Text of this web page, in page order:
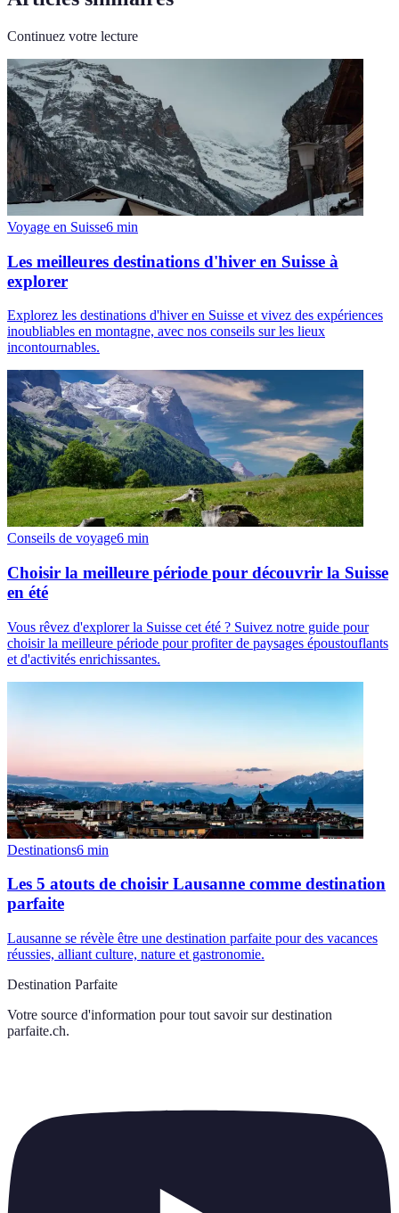
Continuez votre lecture
Voyage en Suisse6 min
Les meilleures destinations d'hiver en Suisse à
explorer
Explorez les destinations d'hiver en Suisse et vivez des expériences
inoubliables en montagne, avec nos conseils sur les lieux
incontournables.
Conseils de voyage6 min
Choisir la meilleure période pour découvrir la Suisse
en été
Vous rêvez d'explorer la Suisse cet été ? Suivez notre guide pour
choisir la meilleure période pour profiter de paysages époustouflants
et d'activités enrichissantes.
Destinations6 min
Les 5 atouts de choisir Lausanne comme destination
parfaite
Lausanne se révèle être une destination parfaite pour des vacances
réussies, alliant culture, nature et gastronomie.
Destination Parfaite
Votre source d'information pour tout savoir sur destination
parfaite.ch.